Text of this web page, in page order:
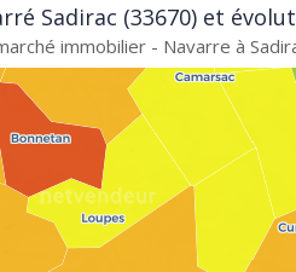
Sadirac (33670) et
immobilier - Navarre à